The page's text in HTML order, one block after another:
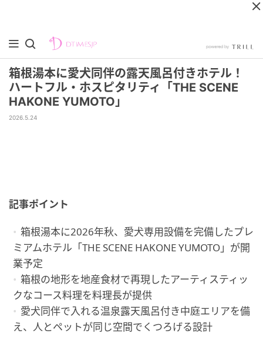
箱根湯本に愛犬同伴の露天風呂付きホテル！
ハートフル・ホスピタリティ「THE SCENE
HAKONE YUMOTO」
2026.5.24
記事ポイント
箱根湯本に2026年秋、愛犬専用設備を完備したプレ
ミアムホテル「THE SCENE HAKONE YUMOTO」が開
業予定
箱根の地形を地産食材で再現したアーティスティッ
クなコース料理を料理長が提供
愛犬同伴で入れる温泉露天風呂付き中庭エリアを備
え、人とペットが同じ空間でくつろげる設計